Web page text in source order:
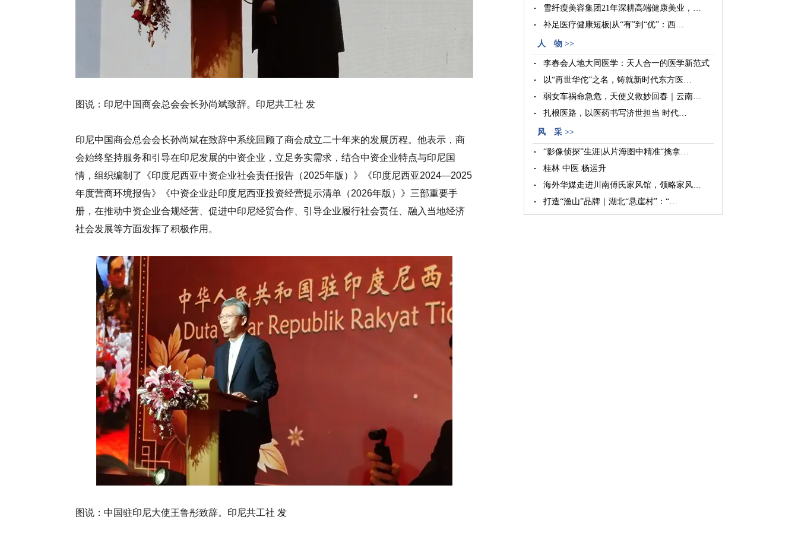
图说：印尼中国商会总会会长孙尚斌致辞。印尼共工社 发
印尼中国商会总会会长孙尚斌在致辞中系统回顾了商会成立二十年来的发展历程。他表示，商
会始终坚持服务和引导在印尼发展的中资企业，立足务实需求，结合中资企业特点与印尼国
情，组织编制了《印度尼西亚中资企业社会责任报告（2025年版）》《印度尼西亚2024—2025
年度营商环境报告》《中资企业赴印度尼西亚投资经营提示清单（2026年版）》三部重要手
册，在推动中资企业合规经营、促进中印尼经贸合作、引导企业履行社会责任、融入当地经济
社会发展等方面发挥了积极作用。
图说：中国驻印尼大使王鲁彤致辞。印尼共工社 发
雪纤瘦美容集团21年深耕高端健康美业，…
补足医疗健康短板|从“有”到“优”：西…
人 物 >>
李春会人地大同医学：天人合一的医学新范式
以“再世华佗”之名，铸就新时代东方医…
弱女车祸命急危，天使义救妙回春｜云南…
扎根医路，以医药书写济世担当 时代…
风 采 >>
“影像侦探”生涯|从片海图中精准“擒拿…
桂林 中医 杨运升
海外华媒走进川南傅氏家风馆，领略家风…
打造“渔山”品牌｜湖北“悬崖村”：“…